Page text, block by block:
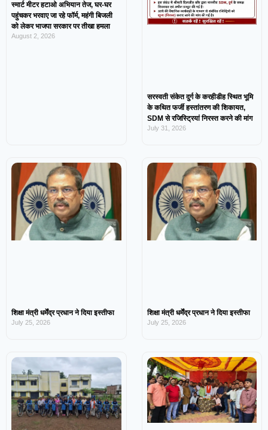
स्मार्ट मीटर हटाओ अभियान तेज, घर-घर
पहुंचकर भरवाए जा रहे फॉर्म, महंगी बिजली
को लेकर भाजपा सरकार पर तीखा हमला
August 2, 2026
सरस्वती संकेत दुर्ग के करहीडीह स्थित भूमि
के कथित फर्जी हस्तांतरण की शिकायत,
SDM से रजिस्ट्रियां निरस्त करने की मांग
July 31, 2026
शिक्षा मंत्री धर्मेंद्र प्रधान ने दिया इस्तीफा
July 25, 2026
शिक्षा मंत्री धर्मेंद्र प्रधान ने दिया इस्तीफा
July 25, 2026